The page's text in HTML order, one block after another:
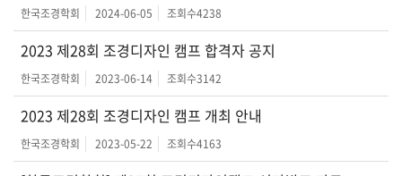
한국조경학회 2024-06-05 조회수4238
2023 제28회 조경디자인 캠프 합격자 공지
한국조경학회 2023-06-14 조회수3142
2023 제28회 조경디자인 캠프 개최 안내
한국조경학회 2023-05-22 조회수4163